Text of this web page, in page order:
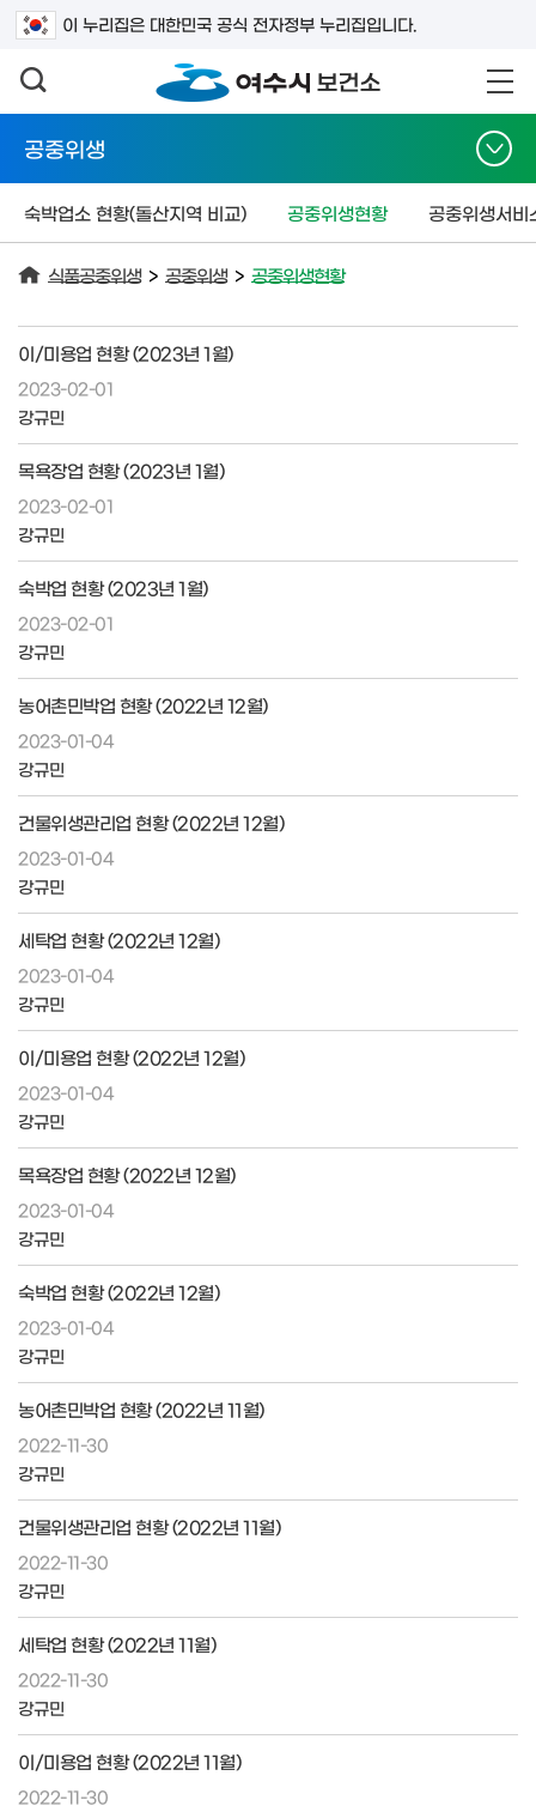
이 누리집은 대한민국 공식 전자정부 누리집입니다.
검색어를 입력하세요
공중위생
숙박업소 현황(돌산지역 비교) 공중위생현황 공중위생서비
식품공중위생 > 공중위생 > 공중위생현황
이/미용업 현황 (2023년 1월)
2023-02-01
강규민
목욕장업 현황 (2023년 1월)
2023-02-01
강규민
숙박업 현황 (2023년 1월)
2023-02-01
강규민
농어촌민박업 현황 (2022년 12월)
2023-01-04
강규민
건물위생관리업 현황 (2022년 12월)
2023-01-04
강규민
세탁업 현황 (2022년 12월)
2023-01-04
강규민
이/미용업 현황 (2022년 12월)
2023-01-04
강규민
목욕장업 현황 (2022년 12월)
2023-01-04
강규민
숙박업 현황 (2022년 12월)
2023-01-04
강규민
농어촌민박업 현황 (2022년 11월)
2022-11-30
강규민
건물위생관리업 현황 (2022년 11월)
2022-11-30
강규민
세탁업 현황 (2022년 11월)
2022-11-30
강규민
이/미용업 현황 (2022년 11월)
2022-11-30